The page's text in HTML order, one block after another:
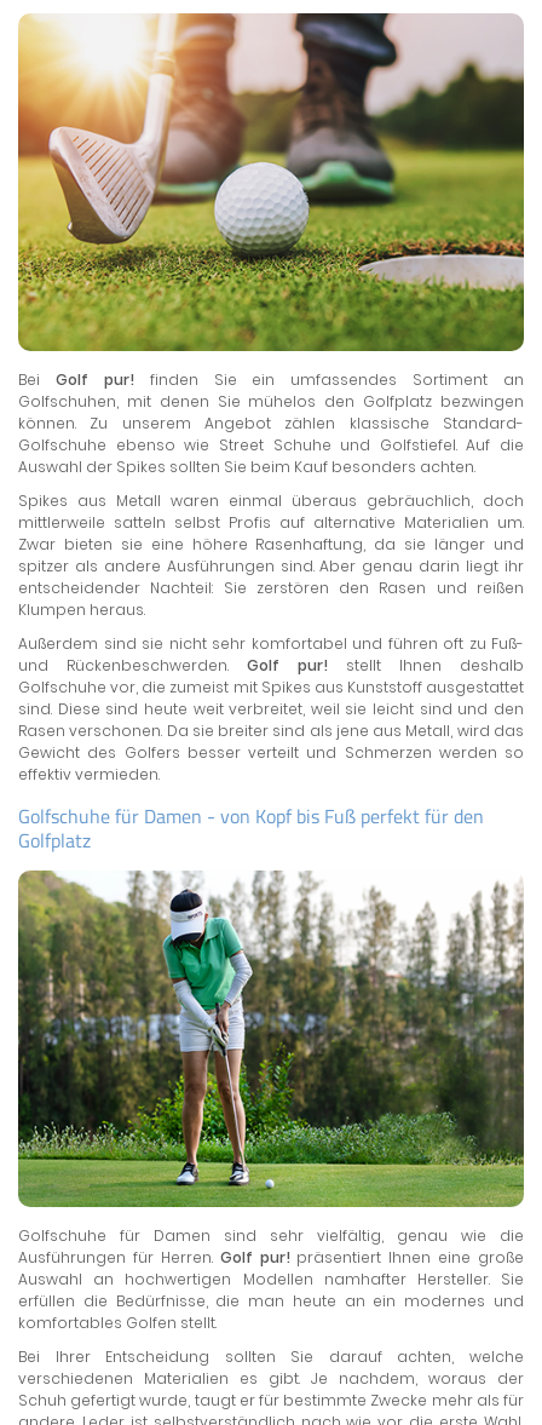
Bei Golf pur! finden Sie ein umfassendes Sortiment an
Golfschuhen, mit denen Sie mühelos den Golfplatz bezwingen
können. Zu unserem Angebot zählen klassische Standard-
Golfschuhe ebenso wie Street Schuhe und Golfstiefel. Auf die
Auswahl der Spikes sollten Sie beim Kauf besonders achten.
Spikes aus Metall waren einmal überaus gebräuchlich, doch
mittlerweile satteln selbst Profis auf alternative Materialien um.
Zwar bieten sie eine höhere Rasenhaftung, da sie länger und
spitzer als andere Ausführungen sind. Aber genau darin liegt ihr
entscheidender Nachteil: Sie zerstören den Rasen und reißen
Klumpen heraus.
Außerdem sind sie nicht sehr komfortabel und führen oft zu Fuß-
und Rückenbeschwerden. Golf pur! stellt Ihnen deshalb
Golfschuhe vor, die zumeist mit Spikes aus Kunststoff ausgestattet
sind. Diese sind heute weit verbreitet, weil sie leicht sind und den
Rasen verschonen. Da sie breiter sind als jene aus Metall, wird das
Gewicht des Golfers besser verteilt und Schmerzen werden so
effektiv vermieden.
Golfschuhe für Damen - von Kopf bis Fuß perfekt für den
Golfplatz
Golfschuhe für Damen sind sehr vielfältig, genau wie die
Ausführungen für Herren. Golf pur! präsentiert Ihnen eine große
Auswahl an hochwertigen Modellen namhafter Hersteller. Sie
erfüllen die Bedürfnisse, die man heute an ein modernes und
komfortables Golfen stellt.
Bei Ihrer Entscheidung sollten Sie darauf achten, welche
verschiedenen Materialien es gibt. Je nachdem, woraus der
Schuh gefertigt wurde, taugt er für bestimmte Zwecke mehr als für